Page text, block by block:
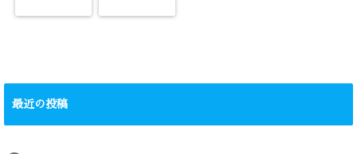
最近の投稿